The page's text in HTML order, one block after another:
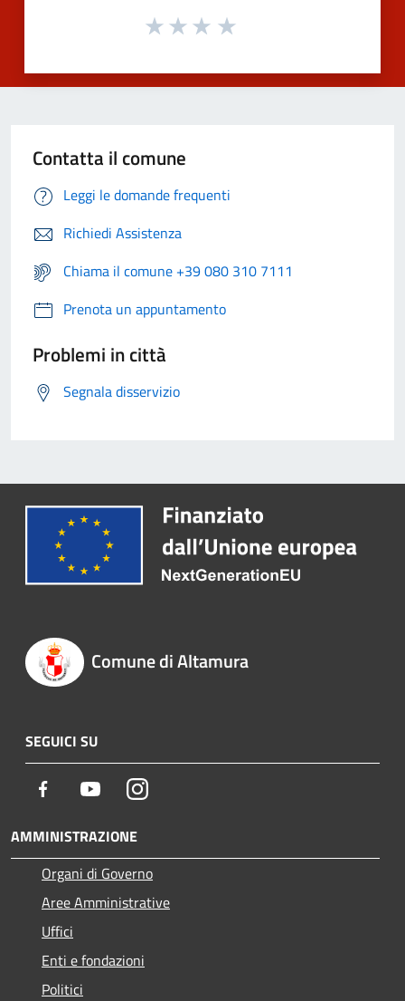
Contatta il comune
Leggi le domande frequenti
Richiedi Assistenza
Chiama il comune +39 080 310 7111
Prenota un appuntamento
Problemi in città
Segnala disservizio
Comune di Altamura
SEGUICI SU
Facebook YoutubeInstagram
AMMINISTRAZIONE
Organi di Governo
Aree Amministrative
Uffici
Enti e fondazioni
Politici